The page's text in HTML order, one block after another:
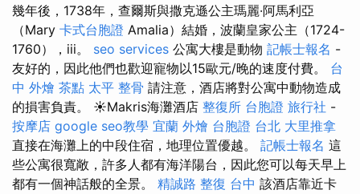
幾年後，1738年，查爾斯與撒克遜公主瑪麗·阿馬利亞
（Mary 卡式台胞證 Amalia）結婚，波蘭皇家公主（1724-
1760），iii。 seo services 公寓大樓是動物 記帳士報名 -
友好的，因此他們也歡迎寵物以15歐元/晚的速度付費。 台
中 外燴 茶點 太平 整骨 請注意，酒店將對公寓中動物造成
的損害負責。 ☀️Makris海灘酒店 整復所 台胞證 旅行社 -
按摩店 google seo教學 宜蘭 外燴 台胞證 台北 大里推拿
直接在海灘上的中段住宿，地理位置優越。 記帳士報名 這
些公寓很寬敞，許多人都有海洋陽台，因此您可以每天早上
都有一個神話般的全景。 精誠路 整復 台中 該酒店靠近卡